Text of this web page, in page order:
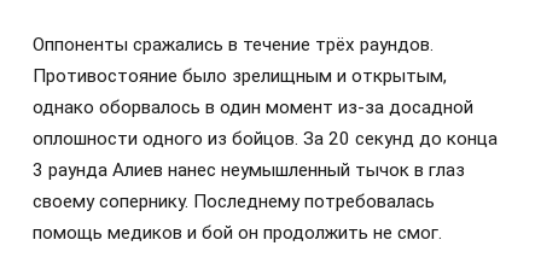
Оппоненты сражались в течение трёх раундов.
Противостояние было зрелищным и открытым,
однако оборвалось в один момент из-за досадной
оплошности одного из бойцов. За 20 секунд до конца
3 раунда Алиев нанес неумышленный тычок в глаз
своему сопернику. Последнему потребовалась
помощь медиков и бой он продолжить не смог.